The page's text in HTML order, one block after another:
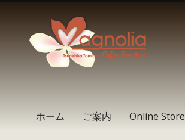
InstagramFacebook
RSS
ホーム ご案内 Online Store